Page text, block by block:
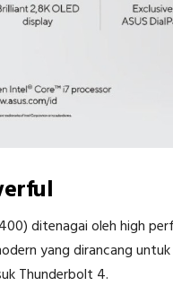
ditenagai oleh high
yang dirancang
Thunderbolt 4.